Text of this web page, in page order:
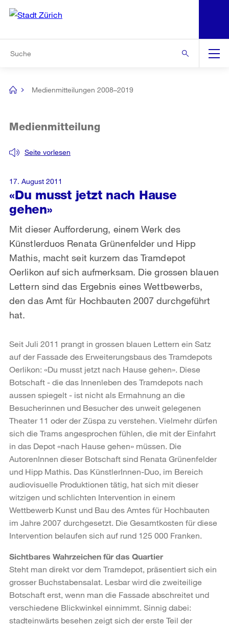
Navigation
[no
Medienmitteilungen 2008–2019
«Du musst jetzt nach Hause
gehen»
Seite vorlesen
Medienmitteilung
Mit dieser Aufforderung, einem Werk des
Künstlerduos Renata Grünenfelder und Hipp
Mathis, macht seit kurzem das Tramdepot
Oerlikon auf sich aufmerksam. Die grossen blauen
Lettern sind das Ergebnis eines Wettbewerbs,
den das Amt für Hochbauten 2007 durchgeführt
hat.
17. August 2011
Seit Juli 2011 prangt in grossen blauen Lettern ein Satz
auf der Fassade des Erweiterungsbaus des Tramdepots
Oerlikon: «Du musst jetzt nach Hause gehen». Diese
Botschaft - die das Innenleben des Tramdepots nach
aussen spiegelt - ist nicht als Ermahnung an die
Besucherinnen und Besucher des unweit gelegenen
Theater 11 oder der Züspa zu verstehen. Vielmehr dürfen
sich die Trams angesprochen fühlen, die mit der Einfahrt
in das Depot «nach Hause gehen» müssen. Die
AutorenInnen dieser Botschaft sind Renata Grünenfelder
und Hipp Mathis. Das KünstlerInnen-Duo, im Bereich
audiovisuelle Produktionen tätig, hat sich mit dieser
witzigen und schlichten Intervention in einem
Wettbewerb Kunst und Bau des Amtes für Hochbauten
im Jahre 2007 durchgesetzt. Die Gesamtkosten für diese
Intervention belaufen sich auf rund 125 000 Franken.
Sichtbares Wahrzeichen für das Quartier
Steht man direkt vor dem Tramdepot, präsentiert sich ein
grosser Buchstabensalat. Lesbar wird die zweiteilige
Botschaft erst, wenn man die Fassade abschreitet und
verschiedene Blickwinkel einnimmt. Sinnig dabei:
stadteinwärts besehen zeigt sich der erste Teil der